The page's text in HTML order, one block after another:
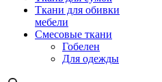
Ткани для обивки
мебели
Смесовые ткани
Гобелен
Для одежды